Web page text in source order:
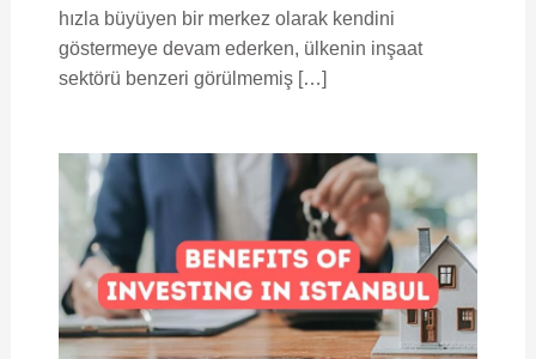
hızla büyüyen bir merkez olarak kendini
göstermeye devam ederken, ülkenin inşaat
sektörü benzeri görülmemiş […]